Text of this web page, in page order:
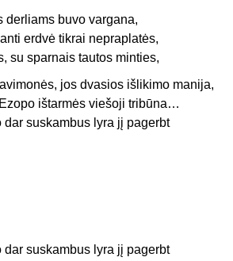
derliams buvo vargana,
erdvė tikrai nepraplatės,
su sparnais tautos minties,
jos dvasios išlikimo manija,
ištarmės viešoji tribūna…
dar suskambus lyra jį pagerbt
dar suskambus lyra jį pagerbt